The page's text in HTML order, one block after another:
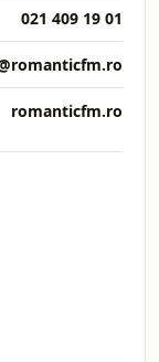
021 409 19 01
romanticfm.ro